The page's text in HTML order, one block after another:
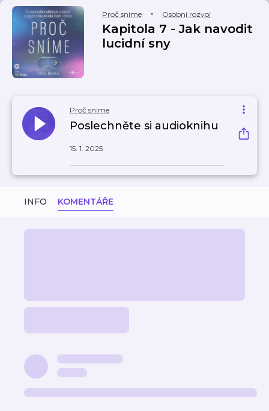
Proč sníme Osobní rozvoj
Kapitola 7 - Jak navodit
lucidní sny
Proč sníme
Poslechněte si audioknihu
15. 1. 2025
INFO KOMENTÁŘE